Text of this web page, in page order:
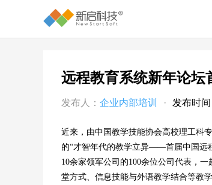
远程教育系统新年论坛
发布人： 企业内部培训 · 发布时间
近来，由中国教学技能协会高校理工科
的“才智年代的教学立异——首届中国远
10余家领军公司的100余位公司代表，
堂方式、信息技能与外语教学结合等教